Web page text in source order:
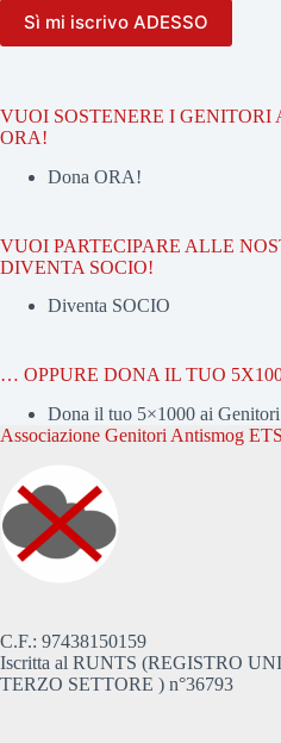
VUOI SOSTENERE I GENITORI
ORA!
Dona ORA!
VUOI PARTECIPARE ALLE
DIVENTA SOCIO!
Diventa SOCIO
… OPPURE DONA IL TUO
Dona il tuo 5×1000 ai
Associazione Genitori Antismog ETS
C.F.: 97438150159
Iscritta al RUNTS (REGISTRO
TERZO SETTORE ) n°36793